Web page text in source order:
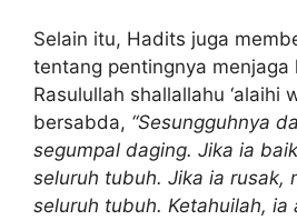
Selain itu, Hadits juga
tentang pentingnya menjaga
Rasulullah shallallahu ‘alaihi
bersabda, “Sesungguhnya
segumpal daging. Jika ia
seluruh tubuh. Jika ia rusak,
seluruh tubuh. Ketahuilah, ia